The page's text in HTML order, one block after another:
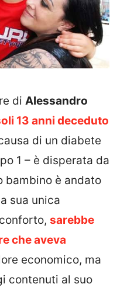
di Alessandro
13 anni deceduto
di un diabete
1 – è disperata da
bambino è andato
sua unica
sarebbe
che aveva
economico, ma
contenuti al suo